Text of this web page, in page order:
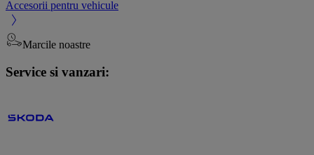
Accesorii pentru vehicule
Marcile noastre
Service si vanzari: